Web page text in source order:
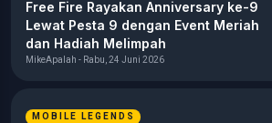
Free Fire Rayakan Anniversary ke-9
Lewat Pesta 9 dengan Event Meriah
dan Hadiah Melimpah
MikeApalah - Rabu, 24 Juni 2026
MOBILE LEGENDS